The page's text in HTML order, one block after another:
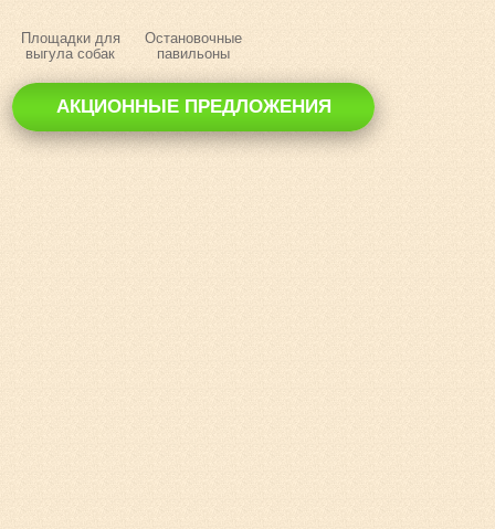
Площадки для
выгула собак
Остановочные
павильоны
АКЦИОННЫЕ ПРЕДЛОЖЕНИЯ